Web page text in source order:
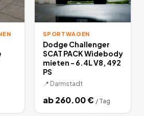
SPORTWAGEN
Dodge Challenger
SCAT PACK Widebody
mieten - 6.4L V8, 492
PS
📍 Darmstadt
ab260.00€ / Tag